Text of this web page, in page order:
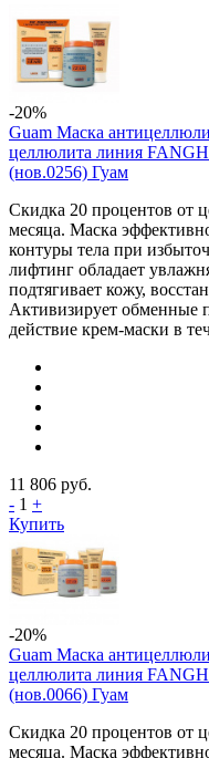
-20%
Guam Маска
целлюлита линия
(нов.0256) Гуам
Скидка 20 процентов от
месяца. Маска
контуры тела при
лифтинг обладает
подтягивает кожу,
Активизирует обменные
действие крем-маски в
11 806 руб.
- 1 +
Купить
-20%
Guam Маска
целлюлита линия
(нов.0066) Гуам
Скидка 20 процентов от
месяца. Маска